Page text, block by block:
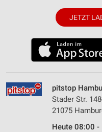
JETZT
pitstop
Stader Str.
21075
Heute 08:00 -